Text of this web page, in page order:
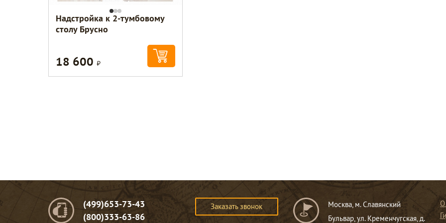
Надстройка к 2-тумбовому
столу Брусно
18 600Р
(499)653-73-43
(800)333-63-86
Заказать звонок
Москва, м. Славянский
Бульвар, ул. Кременчугская, д.
О